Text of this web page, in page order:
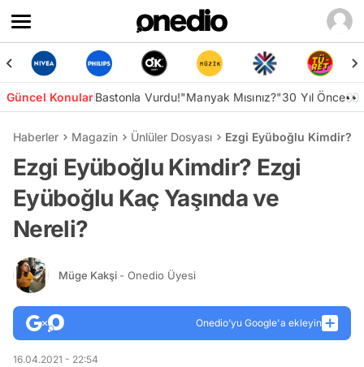
Güncel KonularBastonla Vurdu!"Manyak Mısınız?"30 Yıl Önce👀
Haberler Magazin Ünlüler Dosyası Ezgi Eyüboğlu Kimdir?
Ezgi Eyüboğlu Kimdir? Ezgi
Eyüboğlu Kaç Yaşında ve
Nereli?
Müge Kakşi - Onedio Üyesi
Onedio’yu Google'a ekleyin
16.04.2021 - 22:54